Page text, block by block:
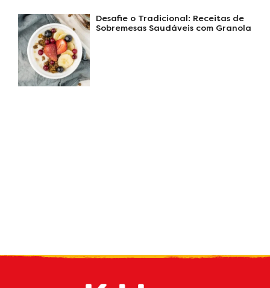
Desafie o Tradicional: Receitas de
Sobremesas Saudáveis com Granola